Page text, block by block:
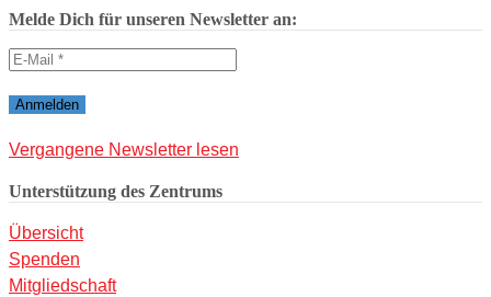
Melde Dich für unseren Newsletter an:
Vergangene Newsletter lesen
Unterstützung des Zentrums
Übersicht
Spenden
Mitgliedschaft